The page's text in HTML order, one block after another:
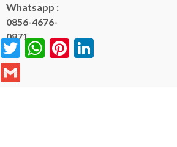
Whatsapp :
0856-4676-
0871
Facebook
TwitterWhatsAppPinterest
Tumblr